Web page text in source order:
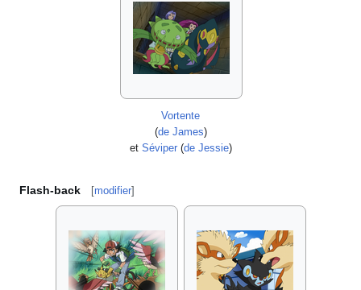
Vortente
(de James)
et Séviper(de Jessie)
Flash-back [modifier]